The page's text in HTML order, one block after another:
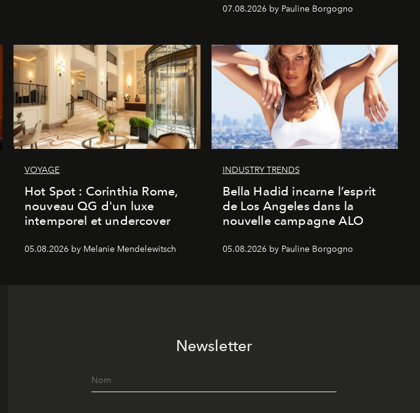
07.08.2026 by Pauline Borgogno
VOYAGE
Hot Spot : Corinthia Rome,
nouveau QG d'un luxe
intemporel et undercover
05.08.2026 by Melanie Mendelewitsch
INDUSTRY TRENDS
Bella Hadid incarne l’esprit
de Los Angeles dans la
nouvelle campagne ALO
05.08.2026 by Pauline Borgogno
Newsletter